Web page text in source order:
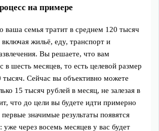
на примере
ваша семья тратит в среднем 120 тысяч
жильё, еду, транспорт и
Вы решаете, что вам
в шесть месяцев, то есть целевой размер
Сейчас вы объективно можете
15 тысяч рублей в месяц, не залезая в
что до цели вы будете идти примерно
значимые результаты появятся
уже через восемь месяцев у вас будет